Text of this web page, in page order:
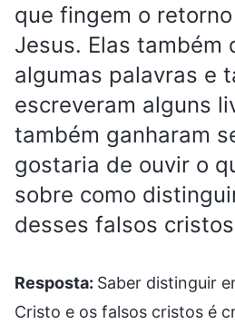
que fingem o
Jesus. Elas também
algumas palavras e
escreveram alguns
também ganharam
gostaria de ouvir o
sobre como
desses falsos
Resposta: Saber distinguir
Cristo e os falsos cristos é